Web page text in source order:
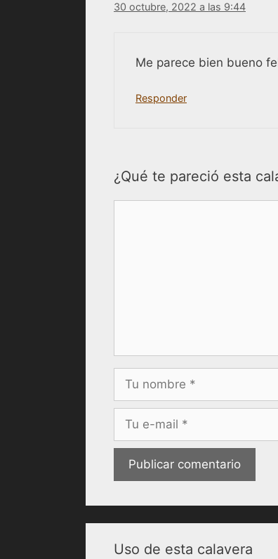
30 octubre, 2022 a las 9:44
Me parece bien bueno
Responder
¿Qué te pareció esta
electrónico
Uso de esta calavera